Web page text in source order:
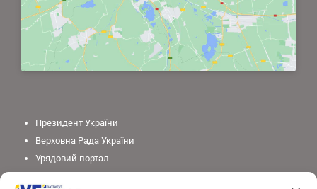
Президент України
Верховна Рада України
Урядовий портал